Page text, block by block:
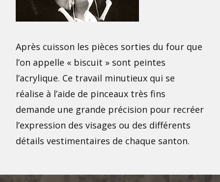
Après cuisson les pièces sorties du four que
l’on appelle « biscuit » sont peintes
l’acrylique. Ce travail minutieux qui se
réalise à l’aide de pinceaux très fins
demande une grande précision pour recréer
l’expression des visages ou des différents
détails vestimentaires de chaque santon.